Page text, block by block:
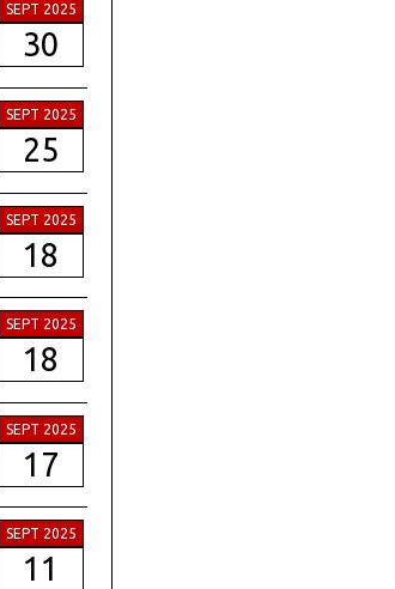
SEPT 2025
30
SEPT 2025
25
SEPT 2025
18
SEPT 2025
18
SEPT 2025
17
SEPT 2025
11